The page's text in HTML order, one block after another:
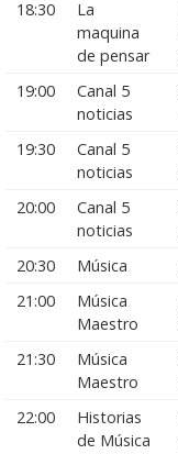
18:30
La
maquina
de pensar
19:00
Canal 5
noticias
19:30
Canal 5
noticias
20:00
Canal 5
noticias
20:30
Música
21:00
Música
Maestro
21:30
Música
Maestro
22:00
Historias
de Música